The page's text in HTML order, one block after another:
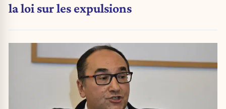
la loi sur les expulsions